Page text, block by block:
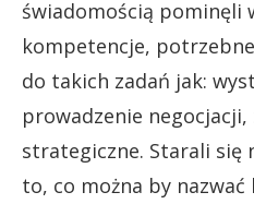
świadomością pominęli
kompetencje,
do takich zadań jak:
prowadzenie negocjacji,
strategiczne. Starali się
to, co można by